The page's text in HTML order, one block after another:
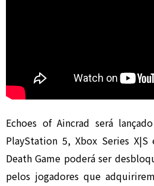
Echoes of Aincrad será
PlayStation 5, Xbox Series
Death Game poderá ser
pelos jogadores que